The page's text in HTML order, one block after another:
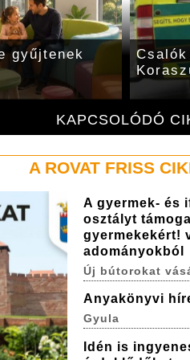
KAPCSOLÓDÓ
gyűjtenek
A ROVAT FRISS
A gyermek- és
osztályt
gyermekekért!
adományokból
Új bútorokat
Anyakönyvi
Gyula
Idén is